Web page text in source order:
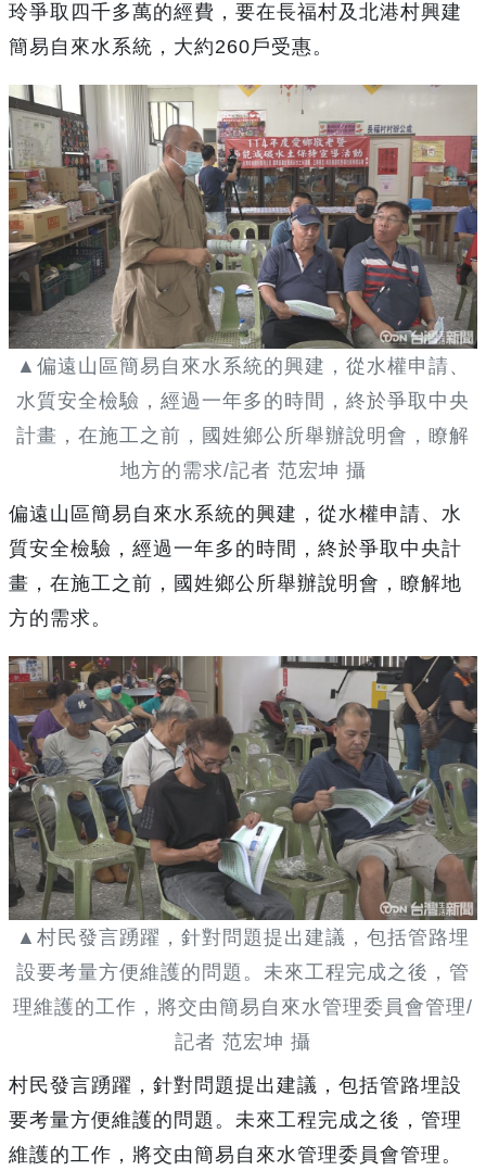
玲爭取四千多萬的經費，要在長福村及北港村興建
簡易自來水系統，大約260戶受惠。
▲偏遠山區簡易自來水系統的興建，從水權申請、
水質安全檢驗，經過一年多的時間，終於爭取中央
計畫，在施工之前，國姓鄉公所舉辦說明會，瞭解
地方的需求/記者 范宏坤 攝
偏遠山區簡易自來水系統的興建，從水權申請、水
質安全檢驗，經過一年多的時間，終於爭取中央計
畫，在施工之前，國姓鄉公所舉辦說明會，瞭解地
方的需求。
▲村民發言踴躍，針對問題提出建議，包括管路埋
設要考量方便維護的問題。未來工程完成之後，管
理維護的工作，將交由簡易自來水管理委員會管理/
記者 范宏坤 攝
村民發言踴躍，針對問題提出建議，包括管路埋設
要考量方便維護的問題。未來工程完成之後，管理
維護的工作，將交由簡易自來水管理委員會管理。